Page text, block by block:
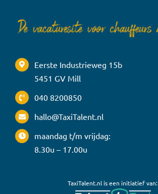
Eerste Industrieweg 15b
5451 GV Mill
040 8200850
hallo@TaxiTalent.nl
maandag t/m vrijdag:
8.30u – 17.00u
TaxiTalent.nl is een initiatief van: